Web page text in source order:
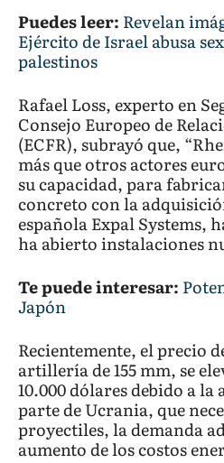
Puedes leer: Revelan
Ejército de Israel abusa
palestinos
Rafael Loss, experto en
Consejo Europeo de
(ECFR), subrayó que,
más que otros actores
su capacidad, para
concreto con la
española Expal Systems,
ha abierto instalaciones
Te puede interesar:
Japón
Recientemente, el precio
artillería de 155 mm, se
10.000 dólares debido a
parte de Ucrania, que
proyectiles, la demanda
aumento de los costos